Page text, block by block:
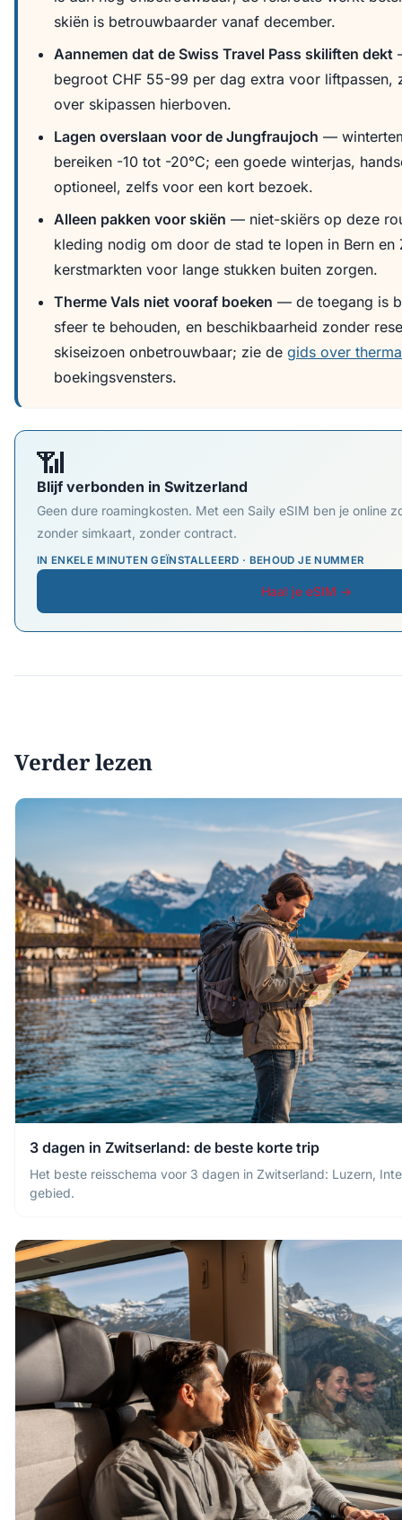
skiën is betrouwbaarder vanaf december.
Aannemen dat de Swiss Travel Pass skiliften dekt
begroot CHF 55-99 per dag extra voor liftpassen,
over skipassen hierboven.
Lagen overslaan voor de Jungfraujoch —
bereiken -10 tot -20°C; een goede winterjas,
optioneel, zelfs voor een kort bezoek.
Alleen pakken voor skiën — niet-skiërs op deze
kleding nodig om door de stad te lopen in Bern en
kerstmarkten voor lange stukken buiten zorgen.
Therme Vals niet vooraf boeken — de toegang is
sfeer te behouden, en beschikbaarheid zonder
skiseizoen onbetrouwbaar; zie de gids over
boekingsvensters.
📶
Blijf verbonden in Switzerland
Geen dure roamingkosten. Met een Saily eSIM ben je online
zonder simkaart, zonder contract.
IN ENKELE MINUTEN GEÏNSTALLEERD · BEHOUD JE NUMMER
Haal je eSIM →
Verder lezen
3 dagen in Zwitserland: de beste korte trip
Het beste reisschema voor 3 dagen in Zwitserland: Luzern,
gebied.